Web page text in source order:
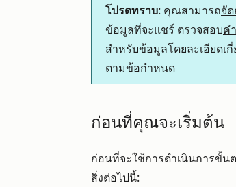
โปรดทราบ: คุณสามารถจั
ข้อมูลที่จะแชร์ ตรวจสอบค
สำหรับข้อมูลโดยละเอียด
ตามข้อกำหนด
ก่อนที่คุณจะเริ่มต้น
ก่อนที่จะใช้การดำเนินการขั้น
สิ่งต่อไปนี้: